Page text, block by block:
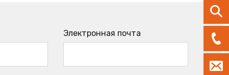
Электронная почта